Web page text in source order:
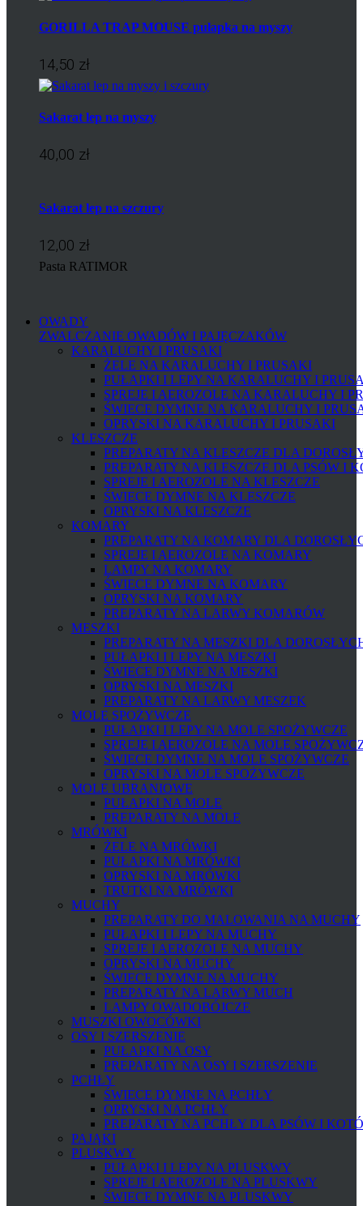
GORILLA TRAP MOUSE pułapka na myszy
14,50 zł
Sakarat lep na myszy
40,00 zł
Sakarat lep na szczury
12,00 zł
Pasta RATIMOR
OWADY
ZWALCZANIE OWADÓW I PAJĘCZAKÓW
KARALUCHY I PRUSAKI
ŻELE NA KARALUCHY I PRUSAKI
PUŁAPKI I LEPY NA KARALUCHY I
SPREJE I AEROZOLE NA KARALUCHY I
ŚWIECE DYMNE NA KARALUCHY I
OPRYSKI NA KARALUCHY I PRUSAKI
KLESZCZE
PREPARATY NA KLESZCZE DLA
PREPARATY NA KLESZCZE DLA PSÓW I
SPREJE I AEROZOLE NA KLESZCZE
ŚWIECE DYMNE NA KLESZCZE
OPRYSKI NA KLESZCZE
KOMARY
PREPARATY NA KOMARY DLA
SPREJE I AEROZOLE NA KOMARY
LAMPY NA KOMARY
ŚWIECE DYMNE NA KOMARY
OPRYSKI NA KOMARY
PREPARATY NA LARWY KOMARÓW
MESZKI
PREPARATY NA MESZKI DLA
PUŁAPKI I LEPY NA MESZKI
ŚWIECE DYMNE NA MESZKI
OPRYSKI NA MESZKI
PREPARATY NA LARWY MESZEK
MOLE SPOŻYWCZE
PUŁAPKI I LEPY NA MOLE SPOŻYWCZE
SPREJE I AEROZOLE NA MOLE
ŚWIECE DYMNE NA MOLE SPOŻYWCZE
OPRYSKI NA MOLE SPOŻYWCZE
MOLE UBRANIOWE
PUŁAPKI NA MOLE
PREPARATY NA MOLE
MRÓWKI
ŻELE NA MRÓWKI
PUŁAPKI NA MRÓWKI
OPRYSKI NA MRÓWKI
TRUTKI NA MRÓWKI
MUCHY
PREPARATY DO MALOWANIA NA MUCHY
PUŁAPKI I LEPY NA MUCHY
SPREJE I AEROZOLE NA MUCHY
OPRYSKI NA MUCHY
ŚWIECE DYMNE NA MUCHY
PREPARATY NA LARWY MUCH
LAMPY OWADOBÓJCZE
MUSZKI OWOCÓWKI
OSY I SZERSZENIE
PUŁAPKI NA OSY
PREPARATY NA OSY I SZERSZENIE
PCHŁY
ŚWIECE DYMNE NA PCHŁY
OPRYSKI NA PCHŁY
PREPARATY NA PCHŁY DLA PSÓW I
PAJĄKI
PLUSKWY
PUŁAPKI I LEPY NA PLUSKWY
SPREJE I AEROZOLE NA PLUSKWY
ŚWIECE DYMNE NA PLUSKWY